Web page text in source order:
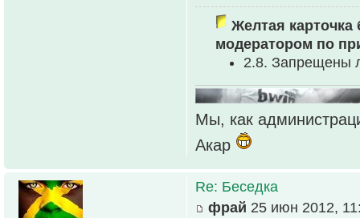
Желтая карточка
модератором по
2.8. Запрещены
Мы, как
Акар
Re: Беседка
фрай 25 июн 2012,